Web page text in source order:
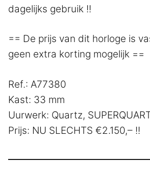
dagelijks gebruik !!
== De prijs van dit horloge is
geen extra korting mogelijk ==
Ref.: A77380
Kast: 33 mm
Uurwerk: Quartz,
Prijs: NU SLECHTS €2.150,– !!